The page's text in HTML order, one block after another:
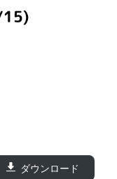
ダウンロード